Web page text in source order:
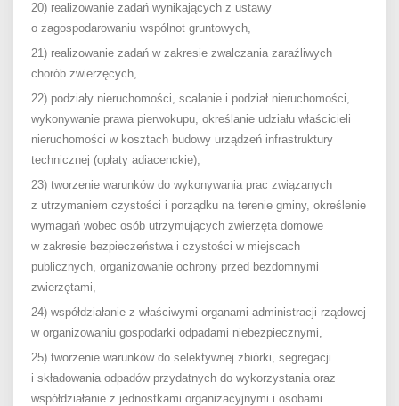
20) realizowanie zadań wynikających z ustawy
o zagospodarowaniu wspólnot gruntowych,
21) realizowanie zadań w zakresie zwalczania zaraźliwych
chorób zwierzęcych,
22) podziały nieruchomości, scalanie i podział nieruchomości,
wykonywanie prawa pierwokupu, określanie udziału właścicieli
nieruchomości w kosztach budowy urządzeń infrastruktury
technicznej (opłaty adiacenckie),
23) tworzenie warunków do wykonywania prac związanych
z utrzymaniem czystości i porządku na terenie gminy, określenie
wymagań wobec osób utrzymujących zwierzęta domowe
w zakresie bezpieczeństwa i czystości w miejscach
publicznych, organizowanie ochrony przed bezdomnymi
zwierzętami,
24) współdziałanie z właściwymi organami administracji rządowej
w organizowaniu gospodarki odpadami niebezpiecznymi,
25) tworzenie warunków do selektywnej zbiórki, segregacji
i składowania odpadów przydatnych do wykorzystania oraz
współdziałanie z jednostkami organizacyjnymi i osobami